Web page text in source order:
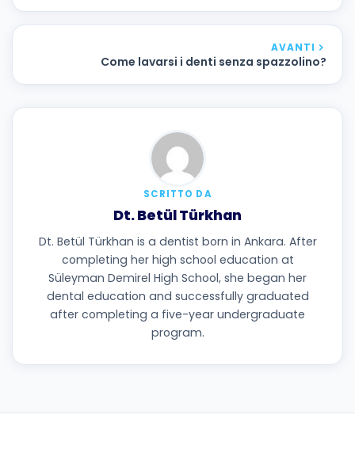
AVANTI
Come lavarsi i denti senza spazzolino?
SCRITTO DA
Dt. Betül Türkhan
Dt. Betül Türkhan is a dentist born in Ankara. After
completing her high school education at
Süleyman Demirel High School, she began her
dental education and successfully graduated
after completing a five-year undergraduate
program.